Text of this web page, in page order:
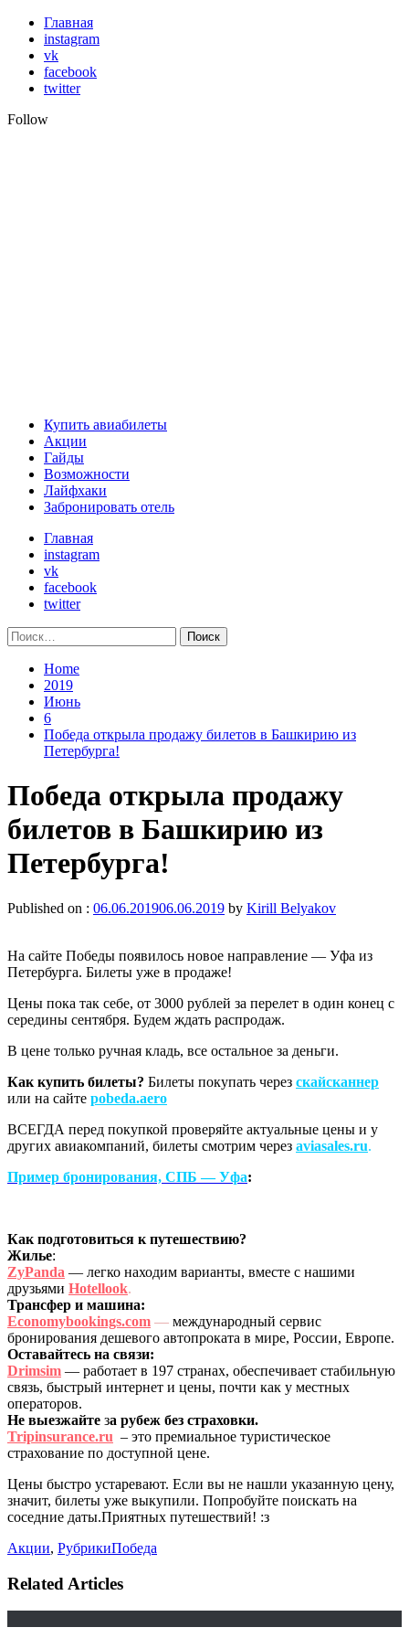
Skip
content
Главная
instagram
vk
facebook
twitter
Follow
Primary
Menu
Купить авиабилеты
Акции
Гайды
Возможности
Лайфхаки
Забронировать отель
Главная
instagram
vk
facebook
twitter
Найти:
Home
2019
Июнь
6
Победа открыла продажу билетов в Башкирию из
Петербурга!
Победа открыла продажу
билетов в Башкирию из
Петербурга!
Published on : 06.06.201906.06.2019 by Kirill Belyakov
На сайте Победы появилось новое направление — Уфа из
Петербурга. Билеты уже в продаже!
Цены пока так себе, от 3000 рублей за перелет в один конец с
середины сентября. Будем ждать распродаж.
В цене только ручная кладь, все остальное за деньги.
Как купить билеты? Билеты покупать через скайсканнер
или на сайте pobeda.aero
ВСЕГДА перед покупкой проверяйте актуальные цены и у
других авиакомпаний, билеты смотрим через aviasales.ru.
Пример бронирования, СПБ — Уфа:
Как подготовиться к путешествию?
Жилье:
ZyPanda — легко находим варианты, вместе с нашими
друзьями Hotellook.
Трансфер и машина:
Economybookings.com — международный сервис
бронирования дешевого автопроката в мире, России, Европе.
Оставайтесь на связи:
Drimsim — работает в 197 странах, обеспечивает стабильную
связь, быстрый интернет и цены, почти как у местных
операторов.
Не выезжайте за рубеж без страховки.
Tripinsurance.ru – это премиальное туристическое
страхование по доступной цене.
Цены быстро устаревают. Если вы не нашли указанную цену,
значит, билеты уже выкупили. Попробуйте поискать на
соседние даты.Приятных путешествий! :з
Акции, РубрикиПобеда
Related Articles